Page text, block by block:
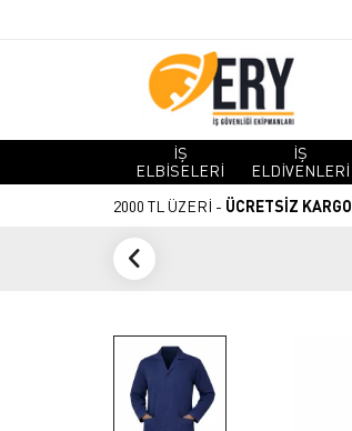
İŞ
ELBİSELERİ
İŞ
ELDİVENLERİ
2000 TL ÜZERİ - ÜCRETSİZ KARGO